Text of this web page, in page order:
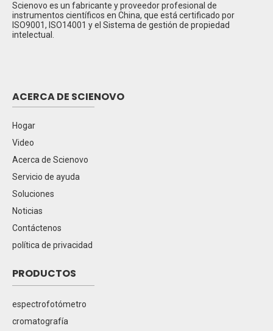
Espectrometría de absorción atómica SN-
AAS610
haz SN-AA320N
Scienovo es un fabricante y proveedor profesional de
instrumentos científicos en China, que está certificado por
ISO9001, ISO14001 y el Sistema de gestión de propiedad
intelectual.
ACERCA DE SCIENOVO
Hogar
Video
Acerca de Scienovo
Servicio de ayuda
Soluciones
Noticias
Contáctenos
política de privacidad
PRODUCTOS
espectrofotómetro
cromatografía